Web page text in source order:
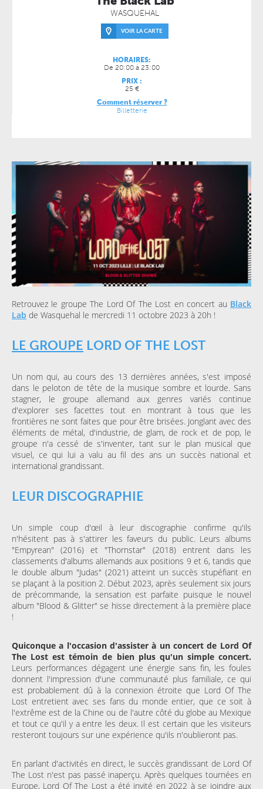
WASQUEHAL
VOIR LA CARTE
HORAIRES:
De 20:00 à 23:00
PRIX :
25 €
Comment réserver ?
Billetterie
Retrouvez le groupe The Lord Of The Lost en concert au Black
Lab de Wasquehal le mercredi 11 octobre 2023 à 20h !
LE GROUPE LORD OF THE LOST
Un nom qui, au cours des 13 dernières années, s'est imposé
dans le peloton de tête de la musique sombre et lourde. Sans
stagner, le groupe allemand aux genres variés continue
d'explorer ses facettes tout en montrant à tous que les
frontières ne sont faites que pour être brisées. Jonglant avec des
éléments de métal, d'industrie, de glam, de rock et de pop, le
groupe n'a cessé de s'inventer, tant sur le plan musical que
visuel, ce qui lui a valu au fil des ans un succès national et
international grandissant.
LEUR DISCOGRAPHIE
Un simple coup d'œil à leur discographie confirme qu'ils
n'hésitent pas à s'attirer les faveurs du public. Leurs albums
"Empyrean" (2016) et "Thornstar" (2018) entrent dans les
classements d'albums allemands aux positions 9 et 6, tandis que
le double album "Judas" (2021) atteint un succès stupéfiant en
se plaçant à la position 2. Début 2023, après seulement six jours
de précommande, la sensation est parfaite puisque le nouvel
album "Blood & Glitter" se hisse directement à la première place
!
Quiconque a l'occasion d'assister à un concert de Lord Of
The Lost est témoin de bien plus qu'un simple concert.
Leurs performances dégagent une énergie sans fin, les foules
donnent l'impression d'une communauté plus familiale, ce qui
est probablement dû à la connexion étroite que Lord Of The
Lost entretient avec ses fans du monde entier, que ce soit à
l'extrême est de la Chine ou de l'autre côté du globe au Mexique
et tout ce qu'il y a entre les deux. Il est certain que les visiteurs
resteront toujours sur une expérience qu'ils n'oublieront pas.
En parlant d'activités en direct, le succès grandissant de Lord Of
The Lost n'est pas passé inaperçu. Après quelques tournées en
Europe, Lord Of The Lost a été invité en 2022 à se joindre aux